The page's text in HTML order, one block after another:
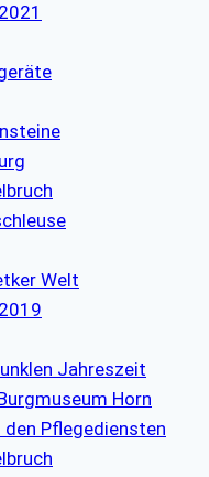
Welt
Jahreszeit
Horn
Pflegediensten